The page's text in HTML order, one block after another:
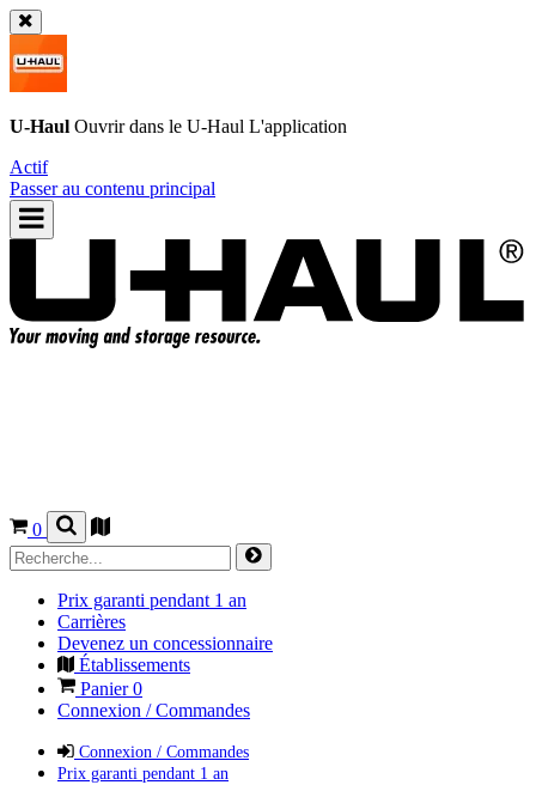
U-Haul Ouvrir dans le U-Haul L'application
Actif
Passer au contenu principal
0
Prix garanti pendant 1 an
Carrières
Devenez un concessionnaire
Établissements
Panier0
Connexion / Commandes
Connexion / Commandes
Prix garanti pendant 1 an